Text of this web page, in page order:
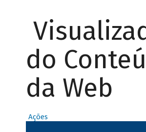
do
da Web
Ações